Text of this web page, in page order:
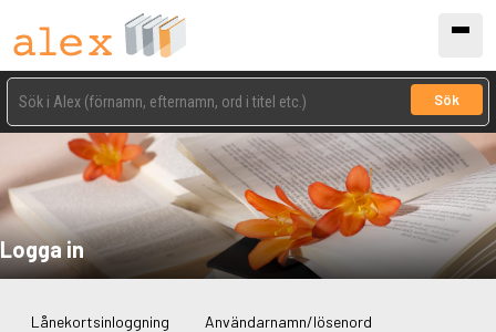
Sök
Logga in
Lånekortsinloggning Användarnamn/lösenord